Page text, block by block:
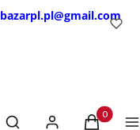
bazarpl.pl@gmail.com
Otwórz wyszukiwarkę
Szukaj Zaloguj sięProdukty
Koszyk